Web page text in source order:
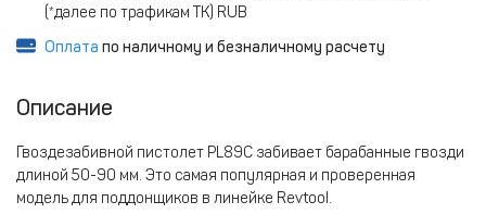
(*далее по трафикам ТК) RUB
Оплата по наличному и безналичному расчету
Описание
Гвоздезабивной пистолет PL89C забивает барабанные гвозди
длиной 50-90 мм. Это самая популярная и проверенная
модель для поддонщиков в линейке Revtool.